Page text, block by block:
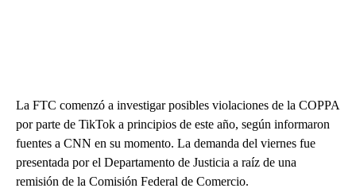
La FTC comenzó a investigar posibles violaciones de la COPPA
por parte de TikTok a principios de este año, según informaron
fuentes a CNN en su momento. La demanda del viernes fue
presentada por el Departamento de Justicia a raíz de una
remisión de la Comisión Federal de Comercio.